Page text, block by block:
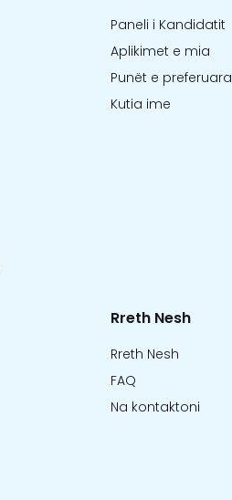
Paneli i Kandidatit
Aplikimet e mia
Punët e preferuara
Kutia ime
Rreth Nesh
Rreth Nesh
FAQ
Na kontaktoni